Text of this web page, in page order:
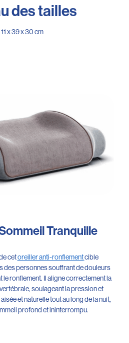
des tailles
11 x 39 x 30 cm
Tranquille
cetoreiller anti-ronflementcible
des personnes souffrant de douleurs
le ronflement. Il aligne correctement la
soulageant la pression et
et naturelle tout au long de la nuit,
profond et ininterrompu.